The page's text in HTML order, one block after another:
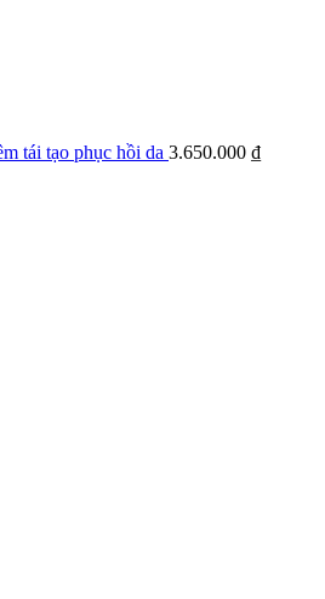
tái tạo phục hồi da 3.650.000 ₫